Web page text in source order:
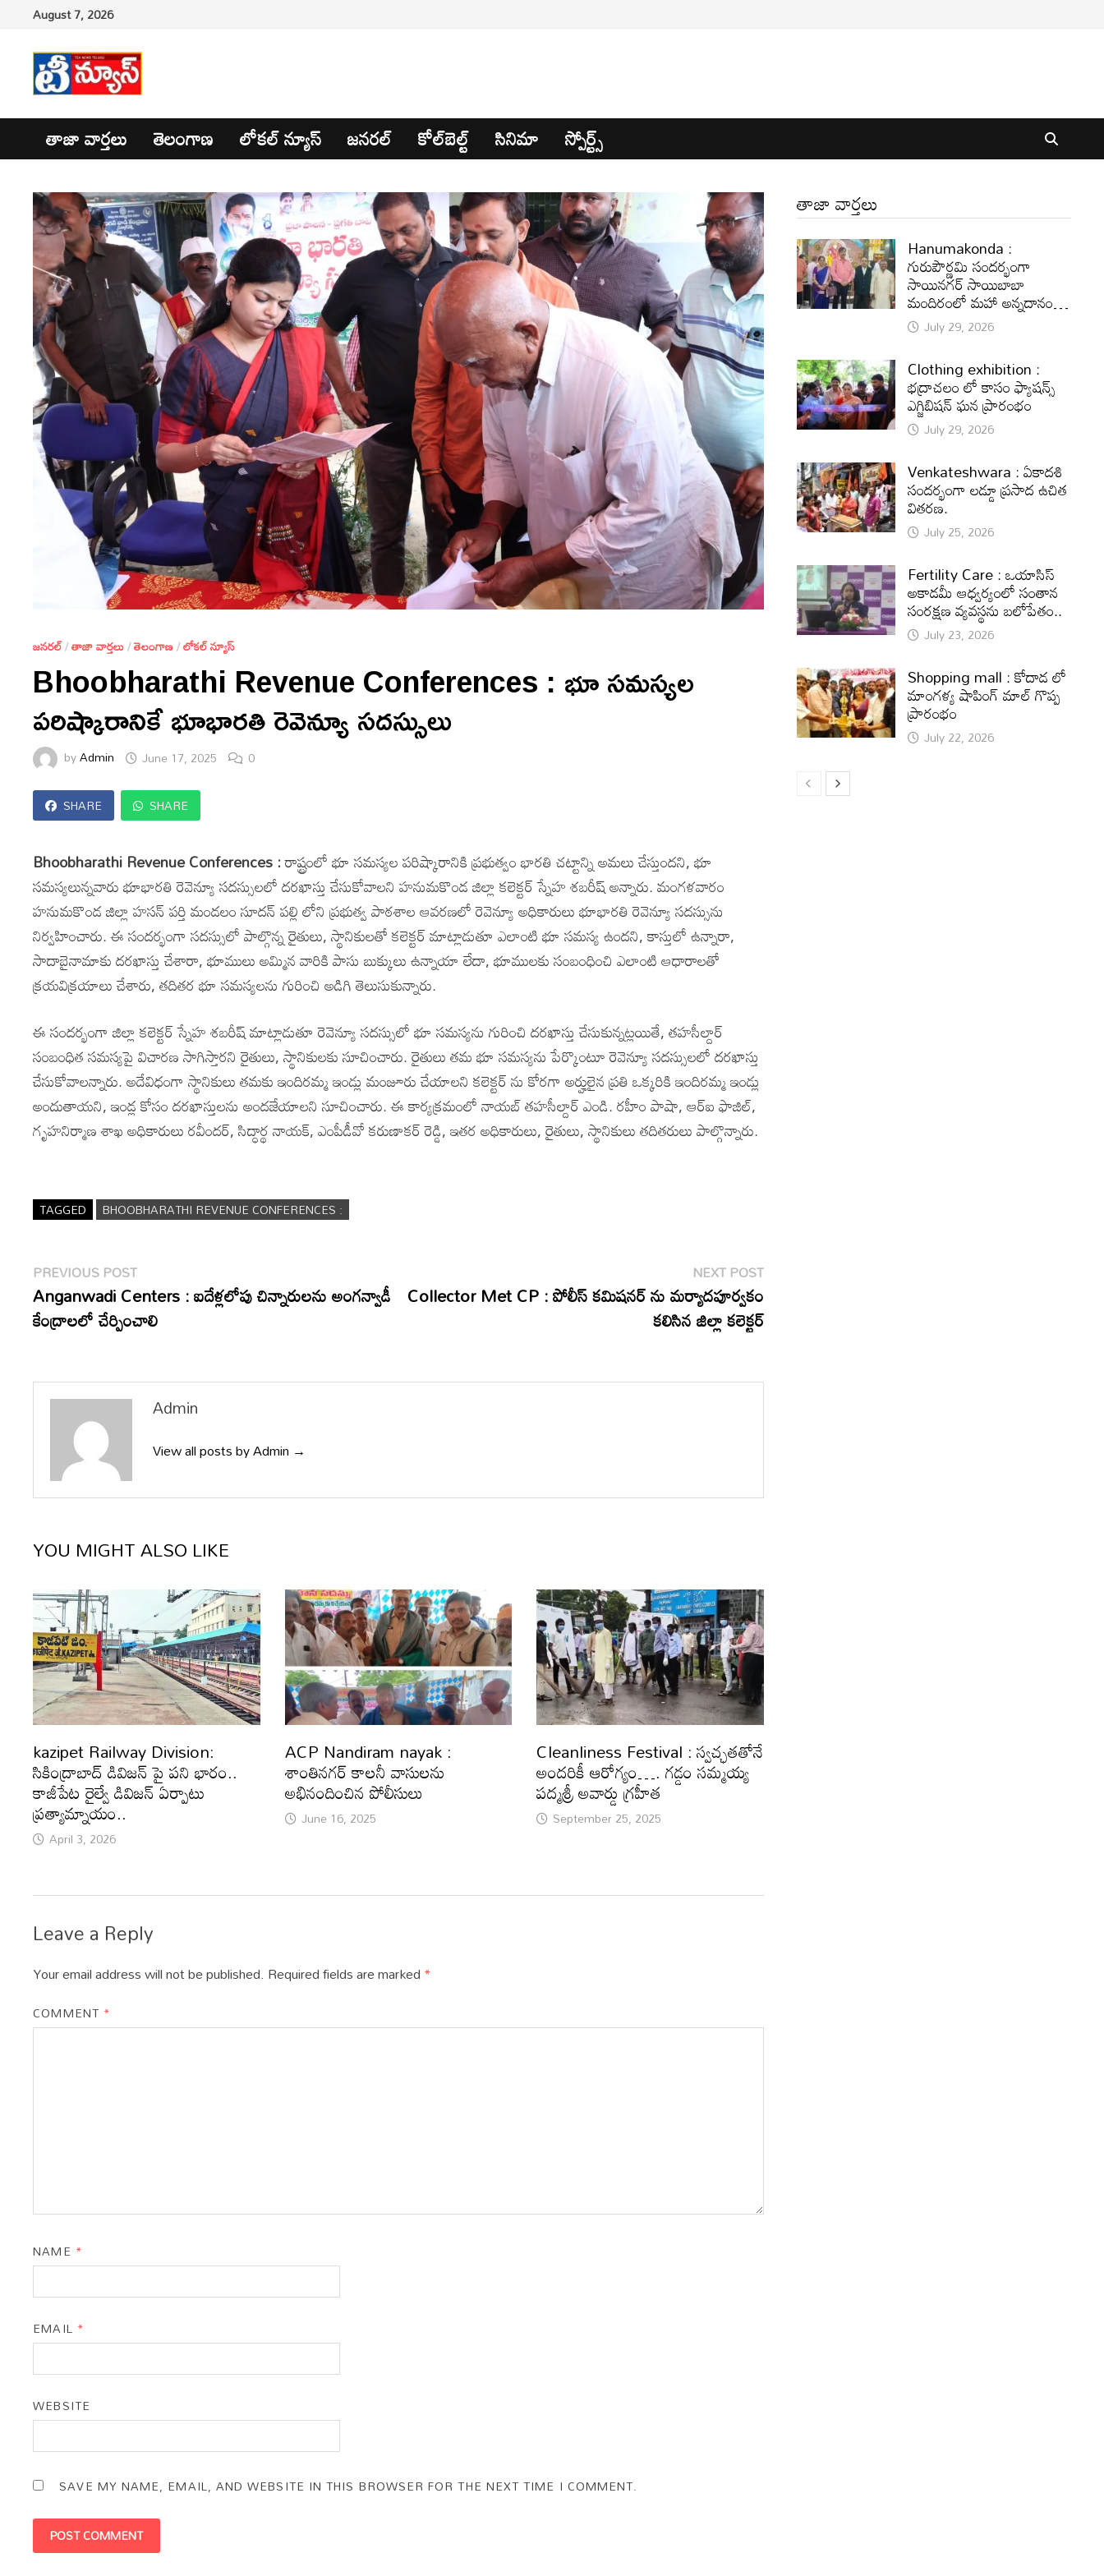
content
August 7, 2026
తాజా వార్తలు తెలంగాణ లోకల్ న్యూస్ జనరల్ కోల్‌బెల్ట్ సినిమా స్పోర్ట్స్
జనరల్/తాజా వార్తలు/తెలంగాణ/లోకల్ న్యూస్
Bhoobharathi Revenue Conferences : భూ సమస్యల
పరిష్కారానికే భూభారతి రెవెన్యూ సదస్సులు
byAdmin June 17, 2025 0
SHARE SHARE
Bhoobharathi Revenue Conferences :రాష్ట్రంలో భూ సమస్యల పరిష్కారానికి ప్రభుత్వం భారతి చట్టాన్ని అమలు చేస్తుందని, భూ
సమస్యలున్నవారు భూభారతి రెవెన్యూ సదస్సులలో దరఖాస్తు చేసుకోవాలని హనుమకొండ జిల్లా కలెక్టర్ స్నేహ శబరీష్ అన్నారు. మంగళవారం
హనుమకొండ జిల్లా హసన్ పర్తి మండలం సూదన్ పల్లి లోని ప్రభుత్వ పాఠశాల ఆవరణలో రెవెన్యూ అధికారులు భూభారతి రెవెన్యూ సదస్సును
నిర్వహించారు. ఈ సందర్భంగా సదస్సులో పాల్గొన్న రైతులు, స్థానికులతో కలెక్టర్ మాట్లాడుతూ ఎలాంటి భూ సమస్య ఉందని, కాస్తులో ఉన్నారా,
సాదాబైనామాకు దరఖాస్తు చేశారా, భూములు అమ్మిన వారికి పాసు బుక్కులు ఉన్నాయా లేదా, భూములకు సంబంధించి ఎలాంటి ఆధారాలతో
క్రయవిక్రయాలు చేశారు, తదితర భూ సమస్యలను గురించి అడిగి తెలుసుకున్నారు.
ఈ సందర్భంగా జిల్లా కలెక్టర్ స్నేహ శబరీష్ మాట్లాడుతూ రెవెన్యూ సదస్సులో భూ సమస్యను గురించి దరఖాస్తు చేసుకున్నట్లయితే, తహసీల్దార్
సంబంధిత సమస్యపై విచారణ సాగిస్తారని రైతులు, స్థానికులకు సూచించారు. రైతులు తమ భూ సమస్యను పేర్కొంటూ రెవెన్యూ సదస్సులలో దరఖాస్తు
చేసుకోవాలన్నారు. అదేవిధంగా స్థానికులు తమకు ఇందిరమ్మ ఇండ్లు మంజూరు చేయాలని కలెక్టర్ ను కోరగా అర్హులైన ప్రతి ఒక్కరికి ఇందిరమ్మ ఇండ్లు
అందుతాయని, ఇండ్ల కోసం దరఖాస్తులను అందజేయాలని సూచించారు. ఈ కార్యక్రమంలో నాయబ్ తహసీల్దార్ ఎండి. రహీం పాషా, ఆర్ఐ ఫాజిల్,
గృహనిర్మాణ శాఖ అధికారులు రవీందర్, సిద్ధార్థ నాయక్, ఎంపీడీవో కరుణాకర్ రెడ్డి, ఇతర అధికారులు, రైతులు, స్థానికులు తదితరులు పాల్గొన్నారు.
TAGGED BHOOBHARATHI REVENUE CONFERENCES :
Post
navigation
PREVIOUS POSTPrevious
post:
Anganwadi Centers : ఐదేళ్లలోపు చిన్నారులను అంగన్వాడీ
కేంద్రాలలో చేర్పించాలి
NEXT POSTNext
post:
Collector Met CP : పోలీస్ కమిషనర్ ను మర్యాదపూర్వకం
కలిసిన జిల్లా కలెక్టర్
Admin
View all posts by Admin →
YOU MIGHT ALSO LIKE
kazipet Railway Division:
సికింద్రాబాద్ డివిజన్ పై పని భారం..
కాజీపేట రైల్వే డివిజన్ ఏర్పాటు
ప్రత్యామ్నాయం..
April 3, 2026
ACP Nandiram nayak :
శాంతినగర్ కాలనీ వాసులను
అభినందించిన పోలీసులు
June 16, 2025
Cleanliness Festival : స్వచ్ఛతతోనే
అందరికీ ఆరోగ్యం…. గడ్డం సమ్మయ్య
పద్మశ్రీ అవార్డు గ్రహీత
September 25, 2025
Leave a Reply
Your email address will not be published. Required fields are marked*
COMMENT *
NAME *
EMAIL *
WEBSITE
SAVE MY NAME, EMAIL, AND WEBSITE IN THIS BROWSER FOR THE NEXT TIME I COMMENT.
తాజా వార్తలు
Hanumakonda :
గురుపౌర్ణమి సందర్భంగా
సాయినగర్‌ సాయిబాబా
మందిరంలో మహా అన్నదానం…
July 29, 2026
Clothing exhibition :
భద్రాచలం లో కాసం ఫ్యాషన్స్
ఎగ్జిబిషన్ ఘన ప్రారంభం
July 29, 2026
Venkateshwara : ఏకాదశి
సందర్భంగా లడ్డూ ప్రసాద ఉచిత
వితరణ.
July 25, 2026
Fertility Care : ఒయాసిస్
అకాడమీ ఆధ్వర్యంలో సంతాన
సంరక్షణ వ్యవస్థను బలోపేతం..
July 23, 2026
Shopping mall : కోదాడ లో
మాంగళ్య షాపింగ్ మాల్ గొప్ప
ప్రారంభం
July 22, 2026